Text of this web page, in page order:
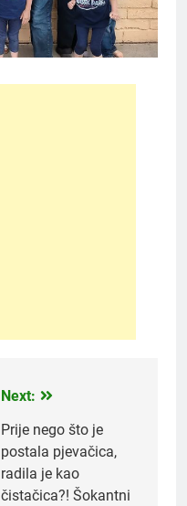
Next:
Prije nego što je
postala pjevačica,
radila je kao
čistačica?! Šokantni